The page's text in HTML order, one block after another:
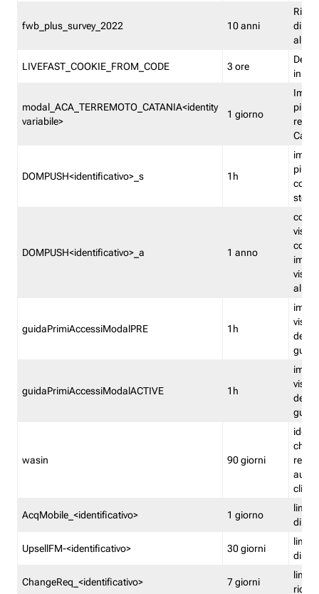
fwb_plus_survey_2022 10 anni
di
LIVEFAST_COOKIE_FROM_CODE 3 ore
in
modal_ACA_TERREMOTO_CATANIA<identity
variabile>
1 giorno
più
DOMPUSH<identificativo>_s 1h
più
DOMPUSH<identificativo>_a 1 anno
guidaPrimiAccessiModalPRE 1h
della
guidaPrimiAccessiModalACTIVE 1h
della
wasin 90 giorni
che
rete
clienti
AcqMobile_<identificativo> 1 giorno
limita
di
UpsellFM-<identificativo> 30 giorni
limita
di
ChangeReq_<identificativo> 7 giorni
limita